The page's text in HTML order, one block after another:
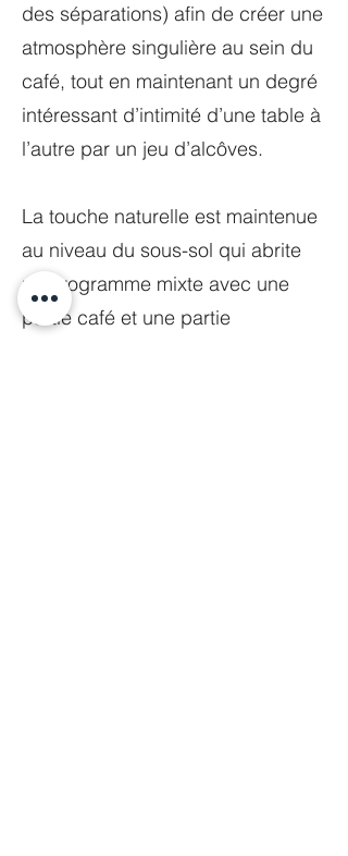
des séparations) afin de créer une
atmosphère singulière au sein du
café, tout en maintenant un degré
intéressant d’intimité d’une table à
l’autre par un jeu d’alcôves.
La touche naturelle est maintenue
au niveau du sous-sol qui abrite
un programme mixte avec une
partie café et une partie